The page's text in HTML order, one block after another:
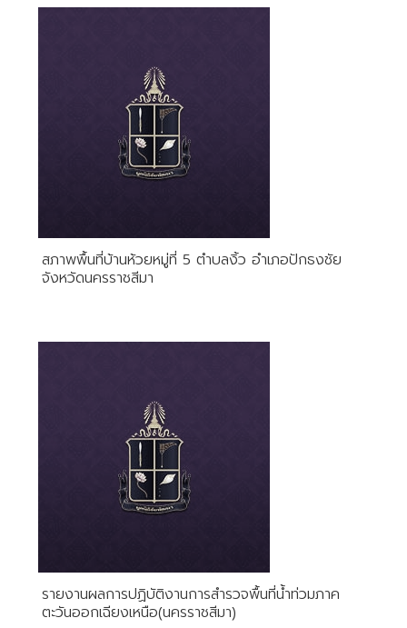
สภาพพื้นที่บ้านห้วยหมู่ที่ 5 ตำบลงิ้ว อำเภอปักธงชัย
จังหวัดนครราชสีมา
รายงานผลการปฏิบัติงานการสำรวจพื้นที่น้ำท่วมภาค
ตะวันออกเฉียงเหนือ(นครราชสีมา)